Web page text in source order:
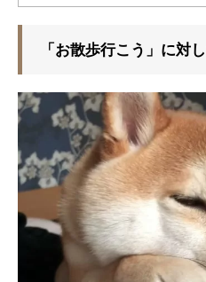
「お散歩行こう」に対